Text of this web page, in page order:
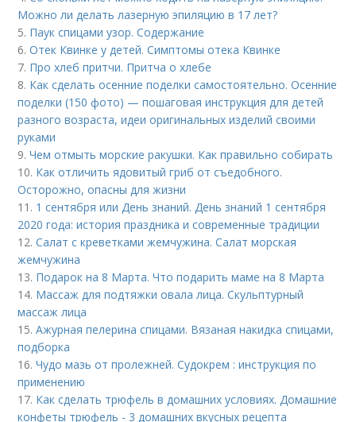
Можно ли делать лазерную эпиляцию в 17 лет?
5. Паук спицами узор. Содержание
6.Отек Квинке у детей. Симптомы отека Квинке
7. Про хлеб притчи. Притча о хлебе
8. Как сделать осенние поделки самостоятельно. Осенние
поделки (150 фото) — пошаговая инструкция для детей
разного возраста, идеи оригинальных изделий своими
руками
9.Чем отмыть морские ракушки. Как правильно собирать
10. Как отличить ядовитый гриб от съедобного.
Осторожно, опасны для жизни
11. 1 сентября или День знаний. День знаний 1 сентября
2020 года: история праздника и современные традиции
12.Салат с креветками жемчужина. Салат морская
жемчужина
13. Подарок на 8 Марта. Что подарить маме на 8 Марта
14. Массаж для подтяжки овала лица. Скульптурный
массаж лица
15.Ажурная пелерина спицами. Вязаная накидка спицами,
подборка
16.Чудо мазь от пролежней. Судокрем : инструкция по
применению
17. Как сделать трюфель в домашних условиях. Домашние
конфеты трюфель - 3 домашних вкусных рецепта